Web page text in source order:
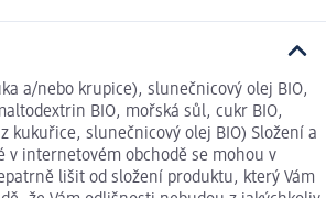
a/nebo krupice), slunečnicový olej BIO,
BIO, mořská sůl, cukr BIO,
kukuřice, slunečnicový olej BIO) Složení a
v internetovém obchodě se mohou v
lišit od složení produktu, který Vám